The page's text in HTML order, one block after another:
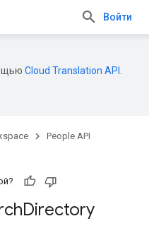
Войти
Cloud Translation API
People API
Directory